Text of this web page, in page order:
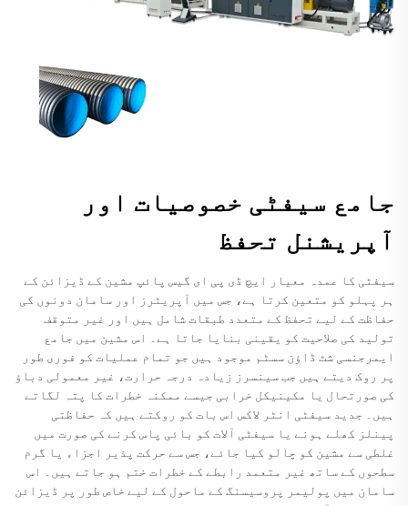
جامع سیفٹی خصوصیات اور
آپریشنل تحفظ
سیفٹی کا عمدہ معیار ایچ ڈی پی ای گیس پائپ مشین کے ڈیزائن کے
ہر پہلو کو متعین کرتا ہے، جس میں آپریٹرز اور سامان دونوں کی
حفاظت کے لیے تحفظ کے متعدد طبقات شامل ہیں اور غیر متوقف
تولید کی صلاحیت کو یقینی بنایا جاتا ہے۔ اس مشین میں جامع
ایمرجنسی شٹ ڈاؤن سسٹم موجود ہیں جو تمام عملیات کو فوری طور
پر روک دیتے ہیں جب سینسرز زیادہ درجہ حرارت، غیر معمولی دباؤ
کی صورتحال یا مکینیکل خرابی جیسے ممکنہ خطرات کا پتہ لگاتے
ہیں۔ جدید سیفٹی انٹر لاکس اس بات کو روکتے ہیں کہ حفاظتی
پینلز کھلے ہونے یا سیفٹی آلات کو بائی پاس کرنے کی صورت میں
غلطی سے مشین کو چالو کیا جائے، جس سے حرکت پذیر اجزاء یا گرم
سطحوں کے ساتھ غیر متعمد رابطے کے خطرات ختم ہو جاتے ہیں۔ اس
سامان میں پولیمر پروسیسنگ کے ماحول کے لیے خاص طور پر ڈیزائن